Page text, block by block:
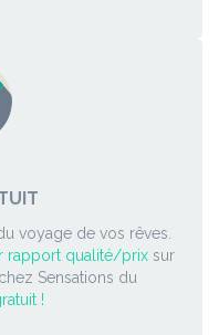
voyage de vos rêves.
rapport qualité/prix sur
Sensations du
!